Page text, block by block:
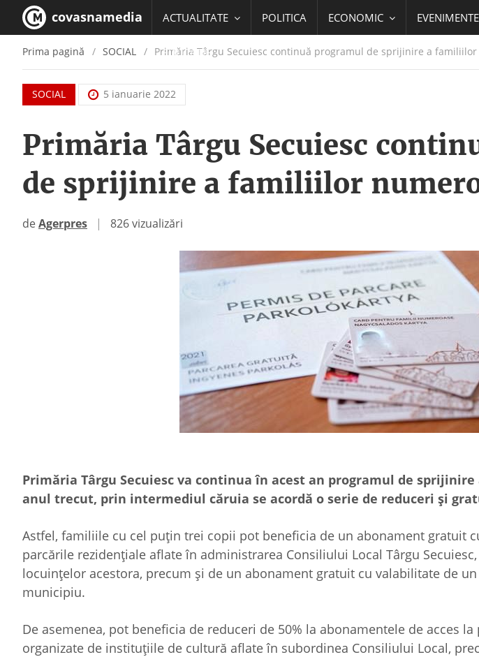
covasnamedia ACTUALITATE POLITICA ECONOMIC EVENIMENTE
EDUCATIE
Prima pagină SOCIAL Primăria Târgu Secuiesc continuă programul de sprijinire a familiilor
SOCIAL 5 ianuarie 2022
Primăria Târgu Secuiesc
de sprijinire a familiilor
deAgerpres | 826 vizualizări
Primăria Târgu Secuiesc va continua în acest an programul de
anul trecut, prin intermediul căruia se acordă o serie de reduceri şi
Astfel, familiile cu cel puţin trei copii pot beneficia de un abonament gratuit
parcările rezidenţiale aflate în administrarea Consiliului Local Târgu
locuinţelor acestora, precum şi de un abonament gratuit cu valabilitate de
municipiu.
De asemenea, pot beneficia de reduceri de 50% la abonamentele de acces
organizate de instituţiile de cultură aflate în subordinea Consiliului Local,